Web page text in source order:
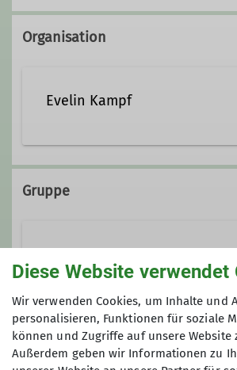
Organisation
Evelin Kampf
0176 522 994 93
Wanderleiterin
Gruppe
Wandergruppe
Wir wandern in Gera, in
und natürlich auch in
Hochgebirgen. Unsere
Preis
Diese Website verwendet
Wir verwenden Cookies, um Inhalte und
personalisieren, Funktionen für soziale
können und Zugriffe auf unsere Website
Außerdem geben wir Informationen zu